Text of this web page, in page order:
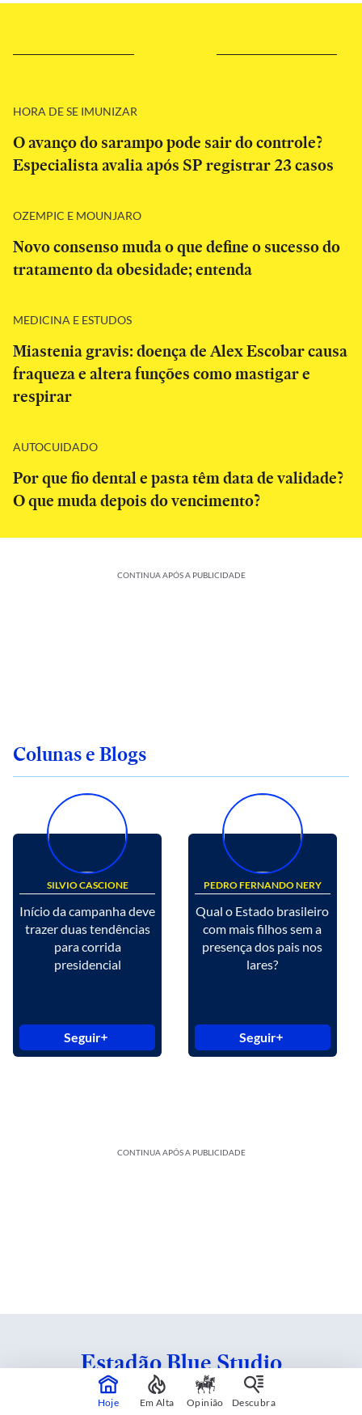
HORA DE SE IMUNIZAR
O avanço do sarampo pode sair do controle?
Especialista avalia após SP registrar 23 casos
OZEMPIC E MOUNJARO
Novo consenso muda o que define o sucesso do
tratamento da obesidade; entenda
MEDICINA E ESTUDOS
Miastenia gravis: doença de Alex Escobar causa
fraqueza e altera funções como mastigar e
respirar
AUTOCUIDADO
Por que fio dental e pasta têm data de validade?
O que muda depois do vencimento?
CONTINUA APÓS A PUBLICIDADE
Colunas e Blogs
SILVIO CASCIONE
Início da campanha deve
trazer duas tendências
para corrida
presidencial
Seguir
PEDRO FERNANDO NERY
Qual o Estado brasileiro
com mais filhos sem a
presença dos pais nos
lares?
Seguir
CONTINUA APÓS A PUBLICIDADE
Estadão Blue Studio
Conteúdo criado em parceria com patrocinadores.
Hoje Em Alta Opinião Descubra